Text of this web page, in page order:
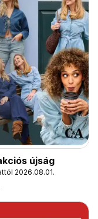
újság
2026.08.01.